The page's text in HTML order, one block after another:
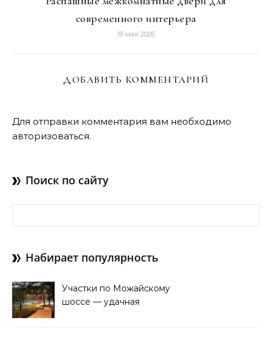
современного интерьера
19 мая 2026
ДОБАВИТЬ КОММЕНТАРИЙ
Для отправки комментария вам необходимо
авторизоваться.
Поиск по сайту
Набирает популярность
Участки по Можайскому
шоссе — удачная